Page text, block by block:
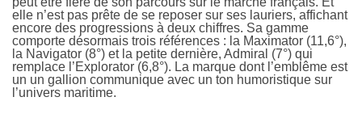
elle n’est pas prête de se reposer sur ses lauriers, affichant
encore des progressions à deux chiffres. Sa gamme
comporte désormais trois références : la Maximator (11,6°),
la Navigator (8°) et la petite dernière, Admiral (7°) qui
remplace l’Explorator (6,8°). La marque dont l’emblême est
un un gallion communique avec un ton humoristique sur
l’univers maritime.